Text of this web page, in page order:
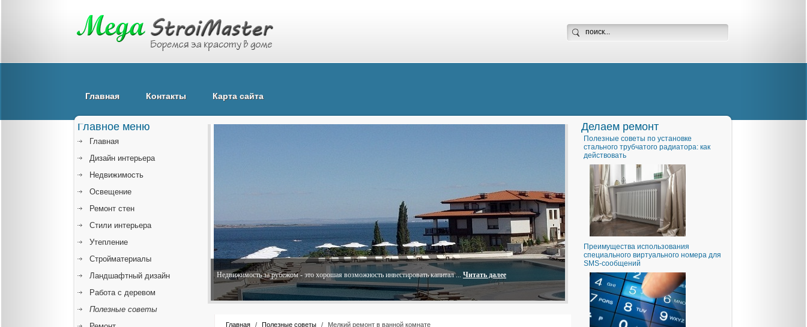
Главная Контакты Карта сайта
Недвижимость за рубежом - это хорошая возможность инвестировать капитал ... Читать далее
Главная / Полезные советы / Мелкий ремонт в ванной комнате
Главное меню
Главная
Дизайн интерьера
Недвижимость
Освещение
Ремонт стен
Стили интерьера
Утепление
Стройматериалы
Ландшафтный дизайн
Работа с деревом
Полезные советы
Делаем ремонт
Полезные советы по установке
стального трубчатого радиатора: как
действовать
Преимущества использования
специального виртуального номера для
SMS-сообщений